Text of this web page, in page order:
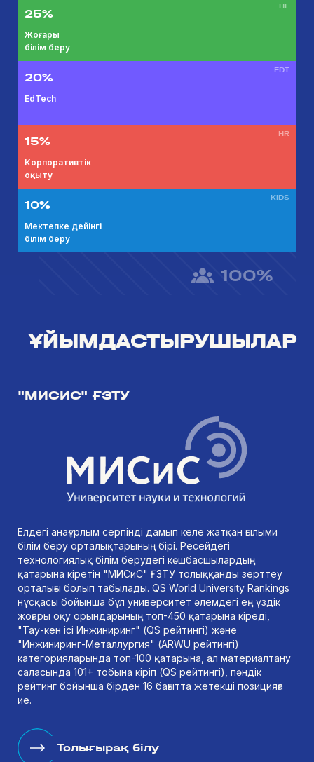
25%
HE
Жоғары
білім беру
20%
EDT
EdTech
15%
HR
Корпоративтік
оқыту
10%
KIDS
Мектепке дейінгі
білім беру
100%
ҰЙЫМДАСТЫРУШЫЛАР
"МИСИС" ҒЗТУ
Елдегі анағұрлым серпінді дамып келе жатқан ғылыми
білім беру орталықтарының бірі. Ресейдегі
технологиялық білім берудегі көшбасшылардың
қатарына кіретін "МИСиС" ҒЗТУ толыққанды зерттеу
орталығы болып табылады. QS World University Rankings
нұсқасы бойынша бұл университет әлемдегі ең үздік
жоғары оқу орындарының топ-450 қатарына кіреді,
"Тау-кен ісі Инжиниринг" (QS рейтингі) және
"Инжиниринг-Металлургия" (ARWU рейтингі)
категорияларында топ-100 қатарына, ал материалтану
саласында 101+ тобына кіріп (QS рейтингі), пәндік
рейтинг бойынша бірден 16 бағытта жетекші позицияға
ие.
Толығырақ білу